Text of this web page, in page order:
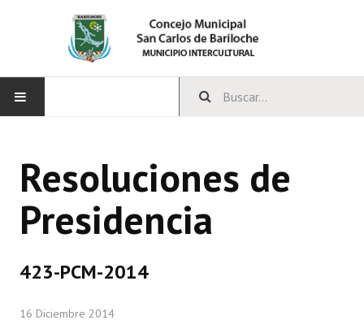
CONCEJO
Bloques Políticos
Comisiones Permanentes
Comisiones Especiales
Resoluciones de
Presidencia
423-PCM-2014
16 Diciembre 2014